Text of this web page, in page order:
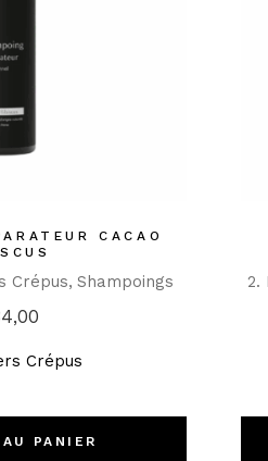
CACAO
Crépus Shampoings
Crépus
PANIER
2.